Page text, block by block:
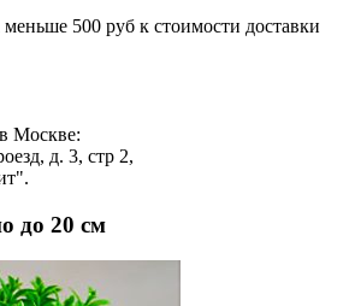
500 руб к стоимости доставки
Москве:
д. 3, стр 2,
до 20 см